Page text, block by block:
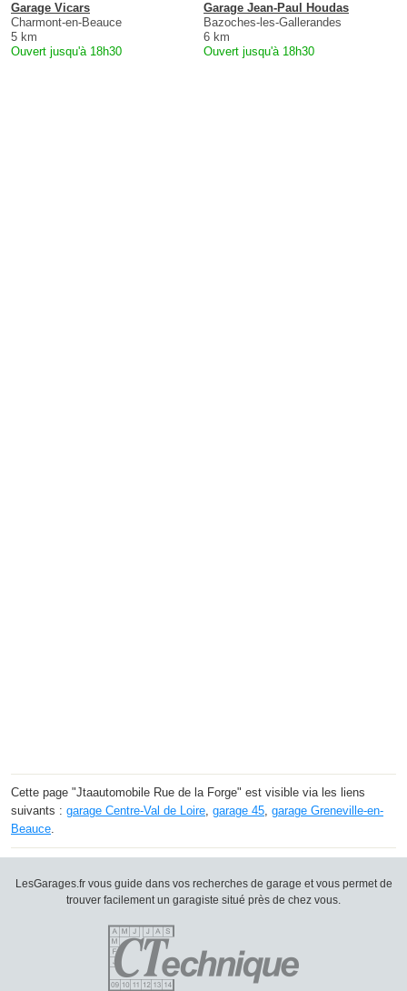
Garage Vicars
Charmont-en-Beauce
5 km
Ouvert jusqu'à 18h30
Garage Jean-Paul Houdas
Bazoches-les-Gallerandes
6 km
Ouvert jusqu'à 18h30
Cette page "Jtaautomobile Rue de la Forge" est visible via les liens
suivants : garage Centre-Val de Loire, garage 45, garage Greneville-en-
Beauce.
LesGarages.fr vous guide dans vos recherches de garage et vous permet de
trouver facilement un garagiste situé près de chez vous.